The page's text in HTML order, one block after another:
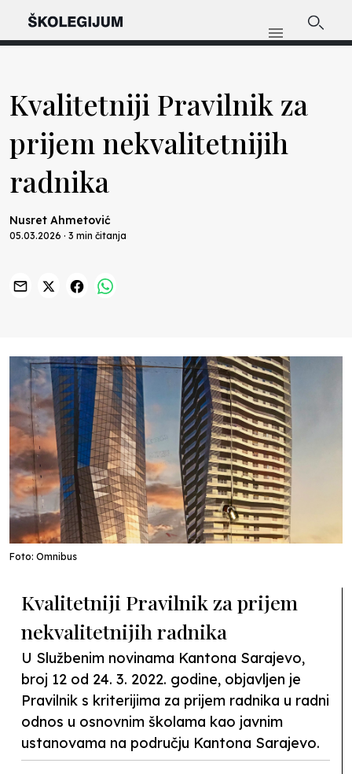
Kvalitetniji Pravilnik za
prijem nekvalitetnijih
radnika
Nusret Ahmetović
05.03.2026 · 3 min čitanja
Foto: Omnibus
Kvalitetniji Pravilnik za prijem
nekvalitetnijih radnika
U Službenim novinama Kantona Sarajevo,
broj 12 od 24. 3. 2022. godine, objavljen je
Pravilnik s kriterijima za prijem radnika u radni
odnos u osnovnim školama kao javnim
ustanovama na području Kantona Sarajevo.